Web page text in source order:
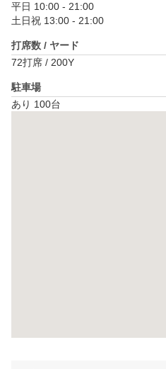
平日 10:00 - 21:00
土日祝 13:00 - 21:00
打席数 / ヤード
72打席 / 200Y
駐車場
あり 100台